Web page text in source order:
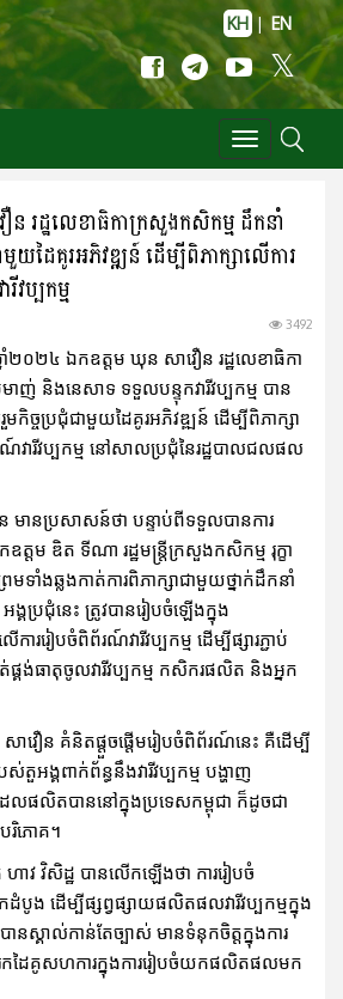
KH | EN
Toggle
navigation
រដ្ឋលេខាធិកាក្រសួងកសិកម្ម ដឹកនាំ
មួយដៃគូរអភិវឌ្ឍន៍ ដើម្បីពិភាក្សាលើការ
វប្បកម្ម
3492
នាំ២០២៤ ឯកឧត្តម ឃុន សាវឿន រដ្ឋលេខាធិកា
ាញ់ និងនេសាទ ទទួលបន្ទុកវារីវប្បកម្ម បាន
មកិច្ចប្រជុំជាមួយដៃគូរអភិវឌ្ឍន៍ ដើម្បីពិភាក្សា
ណ៍វារីវប្បកម្ម នៅសាលប្រជុំនៃរដ្ឋបាលជលផល
មានប្រសាសន៍ថា បន្ទាប់ពីទទួលបានការ
ត្តម ឌិត ទីណា រដ្ឋមន្ត្រីក្រសួងកសិកម្ម រុក្ខា
ទាំងឆ្លងកាត់ការពិភាក្សាជាមួយថ្នាក់ដឹកនាំ
ង្គប្រជុំនេះ ត្រូវបានរៀបចំឡើងក្នុង
ររៀបចំពិព័រណ៍វារីវប្បកម្ម ដើម្បីផ្សារភ្ជាប់
ត់ផ្គង់ធាតុចូលវារីវប្បកម្ម កសិករផលិត និងអ្នក
ាវឿន គំនិតផ្តួចផ្តើមរៀបចំពិព័រណ៍នេះ គឺដើម្បី
ស់តួអង្គពាក់ព័ន្ធនឹងវារីវប្បកម្ម បង្ហាញ
ែលផលិតបាននៅក្នុងប្រទេសកម្ពុជា ក៏ដូចជា
រិភោគ។
វិសិដ្ឋ បានលើកឡើងថា ការរៀបចំ
ដំបូង ដើម្បីផ្សព្វផ្សាយផលិតផលវារីវប្បកម្មក្នុង
ស្គាល់កាន់តែច្បាស់ មានទំនុកចិត្តក្នុងការ
រកដៃគូសហការក្នុងការរៀបចំយកផលិតផលមក